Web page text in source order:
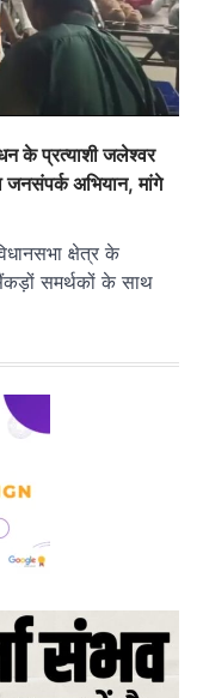
प्रत्याशी जलेश्वर
जनसंपर्क अभियान, मांगे
क्षेत्र के
समर्थकों के साथ